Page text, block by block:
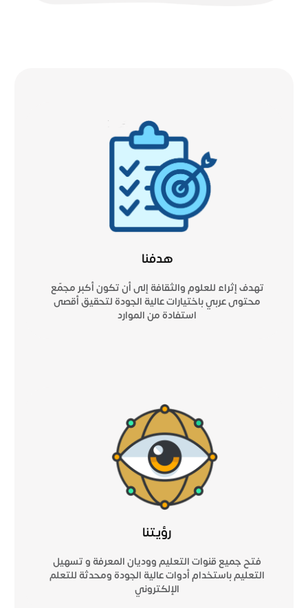
هدفنا
تهدف إثراء للعلوم والثقافة إلى أن تكون أكبر مجمّع
محتوى عربي باختيارات عالية الجودة لتحقيق أقصى
استفادة من الموارد
رؤيتنا
فتح جميع قنوات التعليم ووديان المعرفة و تسهيل
التعليم باستخدام أدوات عالية الجودة ومحدثة للتعلم
الإلكتروني